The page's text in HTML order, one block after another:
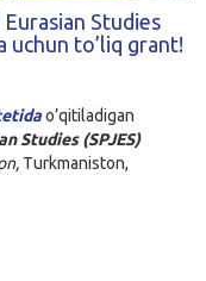
Studies
uchun to’liq grant!
o’qitiladigan
Studies (SPJES)
Turkmaniston,